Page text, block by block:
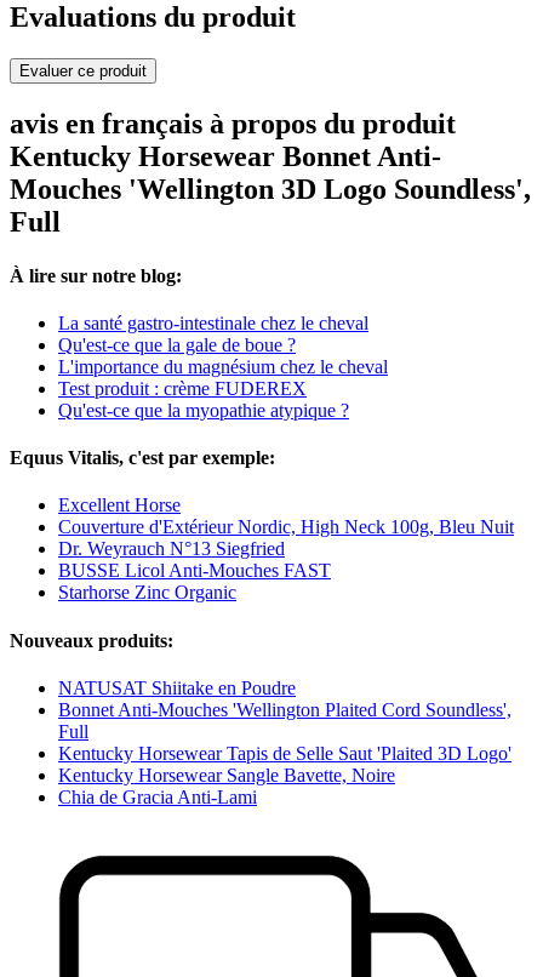
Evaluations du produit
Evaluer ce produit
avis en français à propos du produit
Kentucky Horsewear Bonnet Anti-
Mouches 'Wellington 3D Logo Soundless',
Full
À lire sur notre blog:
La santé gastro-intestinale chez le cheval
Qu'est-ce que la gale de boue ?
L'importance du magnésium chez le cheval
Test produit : crème FUDEREX
Qu'est-ce que la myopathie atypique ?
Equus Vitalis, c'est par exemple:
Excellent Horse
Couverture d'Extérieur Nordic, High Neck 100g, Bleu Nuit
Dr. Weyrauch N°13 Siegfried
BUSSE Licol Anti-Mouches FAST
Starhorse Zinc Organic
Nouveaux produits:
NATUSAT Shiitake en Poudre
Bonnet Anti-Mouches 'Wellington Plaited Cord Soundless',
Full
Kentucky Horsewear Tapis de Selle Saut 'Plaited 3D Logo'
Kentucky Horsewear Sangle Bavette, Noire
Chia de Gracia Anti-Lami